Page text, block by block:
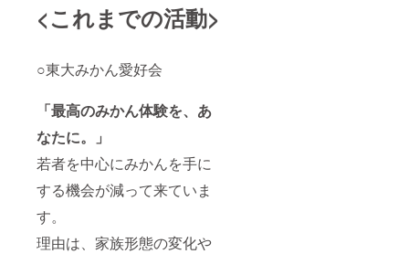
<これまでの活動>
○東大みかん愛好会
「最高のみかん体験を、あ
なたに。」
若者を中心にみかんを手に
する機会が減って来ていま
す。
理由は、家族形態の変化や